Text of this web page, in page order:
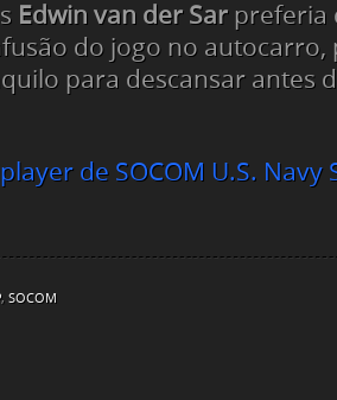
Edwin van der Sarpreferia
do jogo no
para descansar antes
de SOCOM U.S. Navy
, SOCOM